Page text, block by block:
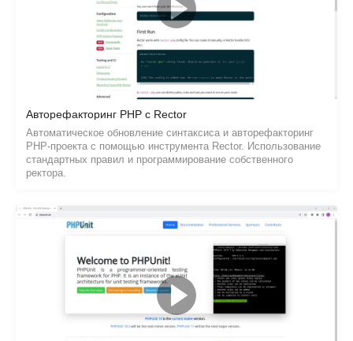
Авторефакторинг PHP с Rector
Автоматическое обновление синтаксиса и авторефакторинг
PHP-проекта с помощью инструмента Rector. Использование
стандартных правил и программирование собственного
ректора.